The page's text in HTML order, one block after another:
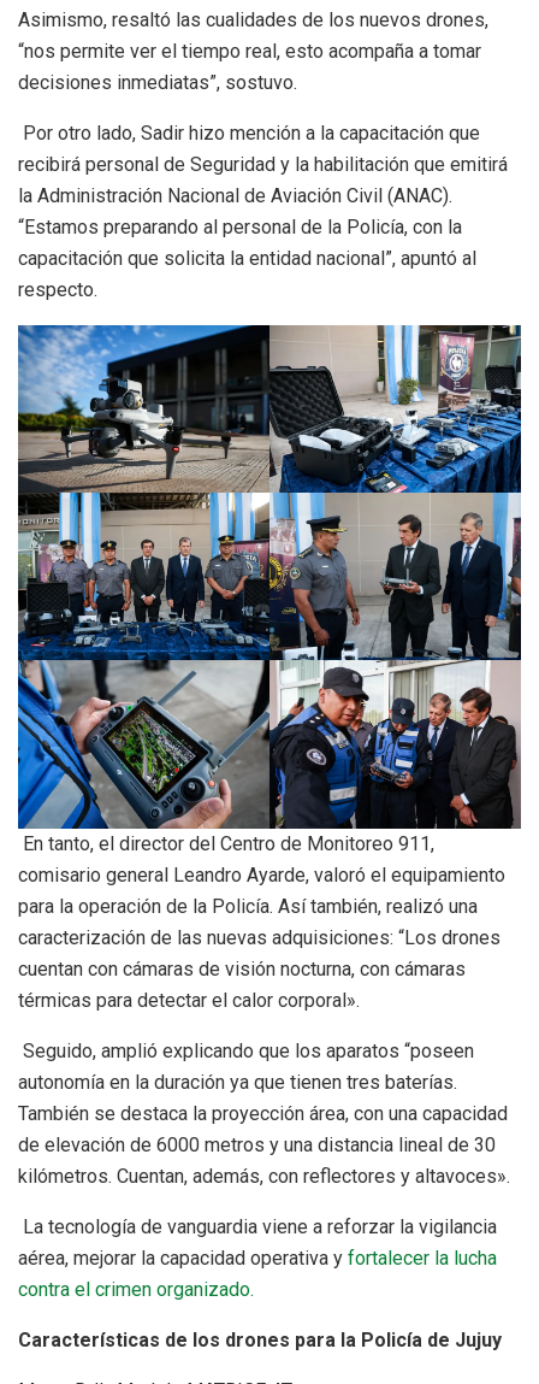
Asimismo, resaltó las cualidades de los nuevos drones,
“nos permite ver el tiempo real, esto acompaña a tomar
decisiones inmediatas”, sostuvo.
Por otro lado, Sadir hizo mención a la capacitación que
recibirá personal de Seguridad y la habilitación que emitirá
la Administración Nacional de Aviación Civil (ANAC).
“Estamos preparando al personal de la Policía, con la
capacitación que solicita la entidad nacional”, apuntó al
respecto.
En tanto, el director del Centro de Monitoreo 911,
comisario general Leandro Ayarde, valoró el equipamiento
para la operación de la Policía. Así también, realizó una
caracterización de las nuevas adquisiciones: “Los drones
cuentan con cámaras de visión nocturna, con cámaras
térmicas para detectar el calor corporal».
Seguido, amplió explicando que los aparatos “poseen
autonomía en la duración ya que tienen tres baterías.
También se destaca la proyección área, con una capacidad
de elevación de 6000 metros y una distancia lineal de 30
kilómetros. Cuentan, además, con reflectores y altavoces».
La tecnología de vanguardia viene a reforzar la vigilancia
aérea, mejorar la capacidad operativa y fortalecer la lucha
contra el crimen organizado.
Características de los drones para la Policía de Jujuy